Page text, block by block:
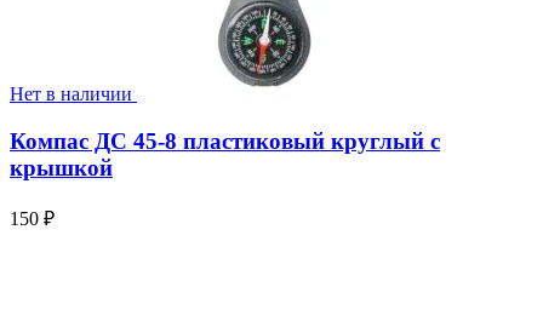
Нет в наличии
Компас ДС 45-8 пластиковый круглый с
крышкой
150 ₽